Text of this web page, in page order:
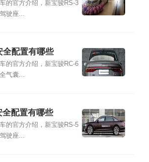
的官方介绍，新宝骏RS-3
驶座...
全配置有哪些
的官方介绍，新宝骏RC-6
气囊...
全配置有哪些
的官方介绍，新宝骏RS-5
驶座...